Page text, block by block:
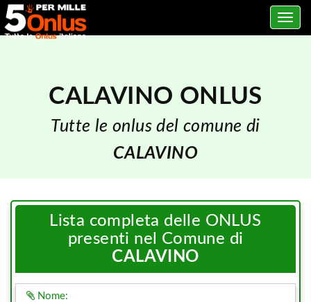
Toggle
CALAVINO ONLUS
Tutte le onlus del comune di
CALAVINO
Lista completa delle ONLUS
presenti nel Comune di
CALAVINO
Nome: